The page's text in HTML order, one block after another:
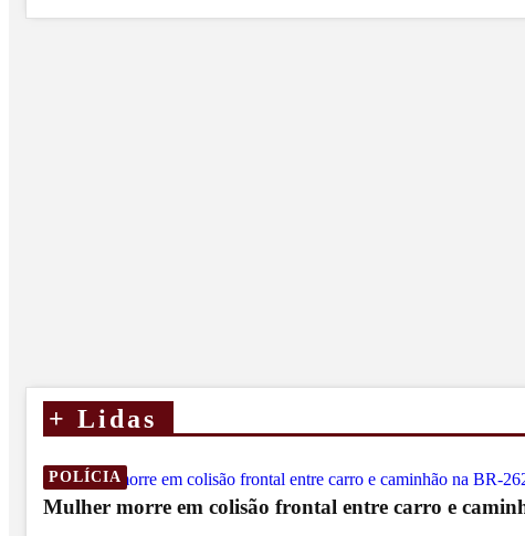
+ Lidas
POLÍCIA
Mulher morre em colisão frontal entre carro e